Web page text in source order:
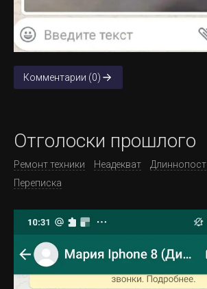
Комментарии (0)
Отголоски прошлого
Ремонт техники Неадекват Длиннопост
Переписка